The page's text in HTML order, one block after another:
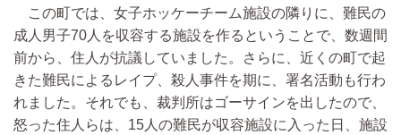
この町では、女子ホッケーチーム施設の隣りに、難民の
成人男子70人を収容する施設を作るということで、数週間
前から、住人が抗議していました。さらに、近くの町で起
きた難民によるレイプ、殺人事件を期に、署名活動も行わ
れました。それでも、裁判所はゴーサインを出したので、
怒った住人らは、15人の難民が収容施設に入った日、施設